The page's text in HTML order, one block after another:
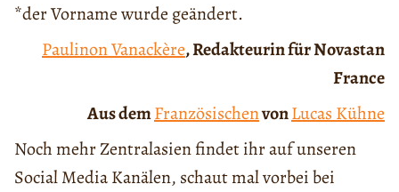
*der Vorname wurde geändert.
Paulinon Vanackère, Redakteurin für Novastan
France
Aus demFranzösischenvonLucas Kühne
Noch mehr Zentralasien findet ihr auf unseren
Social Media Kanälen, schaut mal vorbei bei